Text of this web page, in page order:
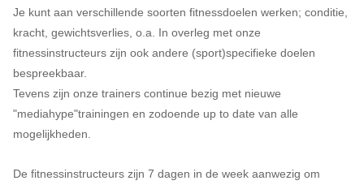
Je kunt aan verschillende soorten fitnessdoelen werken; conditie,
kracht, gewichtsverlies, o.a. In overleg met onze
fitnessinstructeurs zijn ook andere (sport)specifieke doelen
bespreekbaar.
Tevens zijn onze trainers continue bezig met nieuwe
"mediahype"trainingen en zodoende up to date van alle
mogelijkheden.
De fitnessinstructeurs zijn 7 dagen in de week aanwezig om